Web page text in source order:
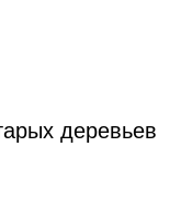
деревьев